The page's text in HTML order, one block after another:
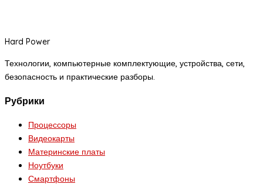
Hard Power
Технологии, компьютерные комплектующие, устройства, сети,
безопасность и практические разборы.
Рубрики
Процессоры
Видеокарты
Материнские платы
Ноутбуки
Смартфоны